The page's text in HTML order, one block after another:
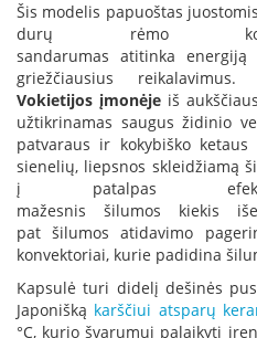
e
t
a
E
l
e
k
t
r
i
n
i
a
i
ž
Šis modelis papuoštas
durų rėmo
sandarumas atitinka
griežčiausius reikalavimus.
Vokietijos įmonėje iš
užtikrinamas saugus židinio
patvaraus ir kokybiško
sienelių, liepsnos skleidžiamą
į patalpas
mažesnis šilumos kiekis
pat šilumos atidavimo
konvektoriai, kurie padidina
Kapsulė turi didelį dešinės
Japonišką karščiui atsparų
°C, kurio švarumui palaikyti